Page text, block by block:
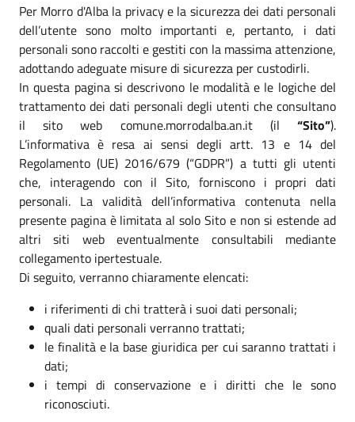
Per Morro d'Alba la privacy e la sicurezza dei dati personali
dell’utente sono molto importanti e, pertanto, i dati
personali sono raccolti e gestiti con la massima attenzione,
adottando adeguate misure di sicurezza per custodirli.
In questa pagina si descrivono le modalità e le logiche del
trattamento dei dati personali degli utenti che consultano
il sito web comune.morrodalba.an.it (il “Sito”).
L’informativa è resa ai sensi degli artt. 13 e 14 del
Regolamento (UE) 2016/679 (“GDPR”) a tutti gli utenti
che, interagendo con il Sito, forniscono i propri dati
personali. La validità dell’informativa contenuta nella
presente pagina è limitata al solo Sito e non si estende ad
altri siti web eventualmente consultabili mediante
collegamento ipertestuale.
Di seguito, verranno chiaramente elencati:
i riferimenti di chi tratterà i suoi dati personali;
quali dati personali verranno trattati;
le finalità e la base giuridica per cui saranno trattati i
dati;
i tempi di conservazione e i diritti che le sono
riconosciuti.